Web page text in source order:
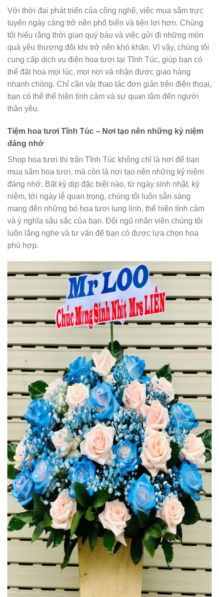
Với thời đại phát triển của công nghệ, việc mua sắm trực
tuyến ngày càng trở nên phổ biến và tiện lợi hơn. Chúng
tôi hiểu rằng thời gian quý báu và việc gửi đi những món
quà yêu thương đôi khi trở nên khó khăn. Vì vậy, chúng tôi
cung cấp dịch vụ điện hoa tươi tại Tĩnh Túc, giúp bạn có
thể đặt hoa mọi lúc, mọi nơi và nhận được giao hàng
nhanh chóng. Chỉ cần vài thao tác đơn giản trên điện thoại,
bạn có thể thể hiện tình cảm và sự quan tâm đến người
thân yêu.
Tiệm hoa tươi Tĩnh Túc – Nơi tạo nên những kỷ niệm
đáng nhớ
Shop hoa tươi thị trấn Tĩnh Túc không chỉ là nơi để bạn
mua sắm hoa tươi, mà còn là nơi tạo nên những kỷ niệm
đáng nhớ. Bất kỳ dịp đặc biệt nào, từ ngày sinh nhật, kỷ
niệm, tới ngày lễ quan trọng, chúng tôi luôn sẵn sàng
mang đến những bó hoa tươi lung linh, thể hiện tình cảm
và ý nghĩa sâu sắc của bạn. Đội ngũ nhân viên chúng tôi
luôn lắng nghe và tư vấn để bạn có được lựa chọn hoa
phù hợp.